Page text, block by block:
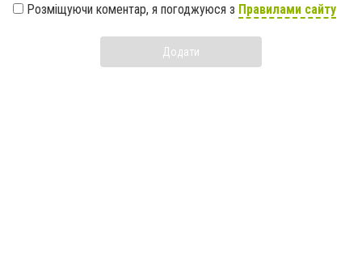
Розміщуючи коментар, я погоджуюся з Правилами сайту
Додати